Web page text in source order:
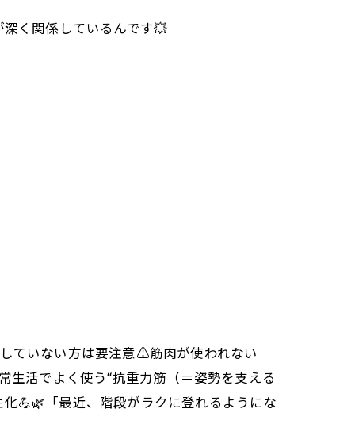
く関係しているんです💥
ていない方は要注意⚠️筋肉が使われない
生活でよく使う“抗重力筋（＝姿勢を支える
💪🌿「最近、階段がラクに登れるようにな